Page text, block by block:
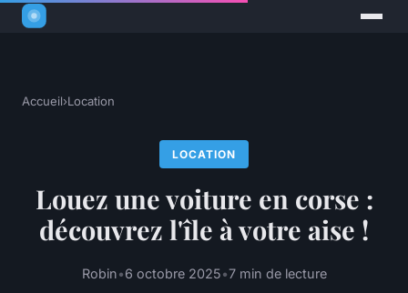
Accueil›Location
LOCATION
Louez une voiture en corse :
découvrez l'île à votre aise !
Robin•6 octobre 2025•7 min de lecture